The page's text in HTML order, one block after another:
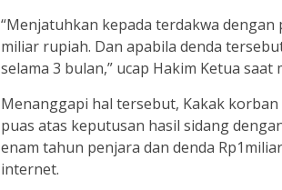
“Menjatuhkan kepada terdakwa
miliar rupiah. Dan apabila denda
selama 3 bulan,” ucap Hakim Ketua saat
Menanggapi hal tersebut, Kakak
puas atas keputusan hasil sidang
enam tahun penjara dan denda
internet.